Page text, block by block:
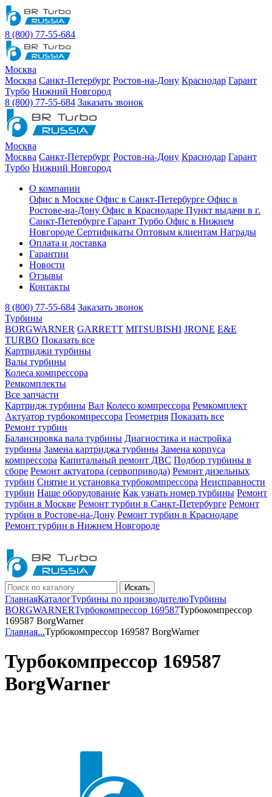
8 (800) 77-55-684
Москва
Москва Санкт-Петербург Ростов-на-Дону Краснодар Гарант
Турбо Нижний Новгород
8 (800) 77-55-684 Заказать звонок
Москва
Москва Санкт-Петербург Ростов-на-Дону Краснодар Гарант
Турбо Нижний Новгород
О компании
Офис в Москве Офис в Санкт-Петербурге Офис в
Ростове-на-Дону Офис в Краснодаре Пункт выдачи в г.
Санкт-Петербурге Гарант Турбо Офис в Нижнем
Новгороде Сертификаты Оптовым клиентам Награды
Оплата и доставка
Гарантии
Новости
Отзывы
Контакты
8 (800) 77-55-684 Заказать звонок
Турбины
BORGWARNER GARRETT MITSUBISHI JRONE E&E
TURBO Показать все
Картриджи турбины
Валы турбины
Колеса компрессора
Ремкомплекты
Все запчасти
Картридж турбины Вал Колесо компрессора Ремкомплект
Актуатор турбокомпрессора Геометрия Показать все
Ремонт турбин
Балансировка вала турбины Диагностика и настройка
турбины Замена картриджа турбины Замена корпуса
компрессора Капитальный ремонт ДВС Подбор турбины в
сборе Ремонт актуатора (сервопривода) Ремонт дизельных
турбин Снятие и установка турбокомпрессора Неисправности
турбин Наше оборудование Как узнать номер турбины Ремонт
турбин в Москве Ремонт турбин в Санкт-Петербурге Ремонт
турбин в Ростове-на-Дону Ремонт турбин в Краснодаре
Ремонт турбин в Нижнем Новгороде
Искать
ГлавнаяКаталогТурбины по производителюТурбины
BORGWARNERТурбокомпрессор 169587Турбокомпрессор
169587 BorgWarner
Главная...Турбокомпрессор 169587 BorgWarner
Турбокомпрессор 169587
BorgWarner